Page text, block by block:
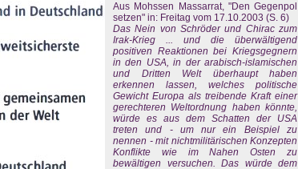
Aus Mohssen Massarrat, "Den Gegenpol
setzen" in: Freitag vom 17.10.2003 (S. 6)
Das Nein von Schröder und Chirac zum
Irak-Krieg ... und die überwältigend
positiven Reaktionen bei Kriegsgegnern
in den USA, in der arabisch-islamischen
und Dritten Welt überhaupt haben
erkennen lassen, welches politische
Gewicht Europa als treibende Kraft einer
gerechteren Weltordnung haben könnte,
würde es aus dem Schatten der USA
treten und - um nur ein Beispiel zu
nennen - mit nichtmilitärischen Konzepten
Konflikte wie im Nahen Osten zu
bewältigen versuchen. Das würde dem